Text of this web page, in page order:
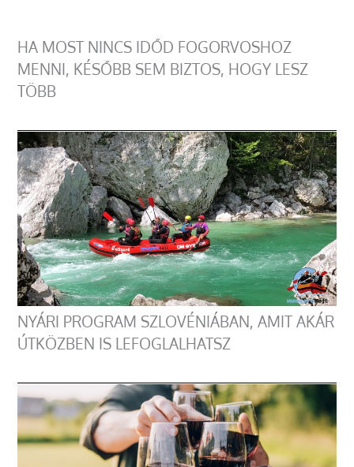
HA MOST NINCS IDŐD FOGORVOSHOZ
MENNI, KÉSŐBB SEM BIZTOS, HOGY LESZ
TÖBB
NYÁRI PROGRAM SZLOVÉNIÁBAN, AMIT AKÁR
ÚTKÖZBEN IS LEFOGLALHATSZ